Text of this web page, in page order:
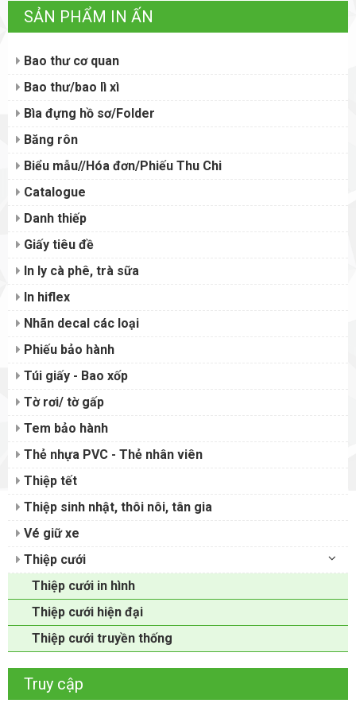
SẢN PHẨM IN ẤN
Bao thư cơ quan
Bao thư/bao lì xì
Bìa đựng hồ sơ/Folder
Băng rôn
Biểu mẫu//Hóa đơn/Phiếu Thu Chi
Catalogue
Danh thiếp
Giấy tiêu đề
In ly cà phê, trà sữa
In hiflex
Nhãn decal các loại
Phiếu bảo hành
Túi giấy - Bao xốp
Tờ rơi/ tờ gấp
Tem bảo hành
Thẻ nhựa PVC - Thẻ nhân viên
Thiệp tết
Thiệp sinh nhật, thôi nôi, tân gia
Vé giữ xe
Thiệp cưới
Thiệp cưới in hình
Thiệp cưới hiện đại
Thiệp cưới truyền thống
Truy cập